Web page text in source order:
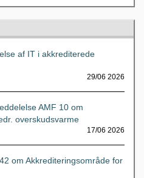
af IT i akkrediterede
29/06 2026
AMF 10 om
overskudsvarme
17/06 2026
om Akkrediteringsområde for